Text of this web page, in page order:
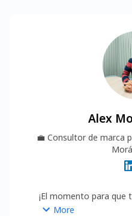
Alex
💼 Consultor de marca
¡El momento para que
llegado!
More